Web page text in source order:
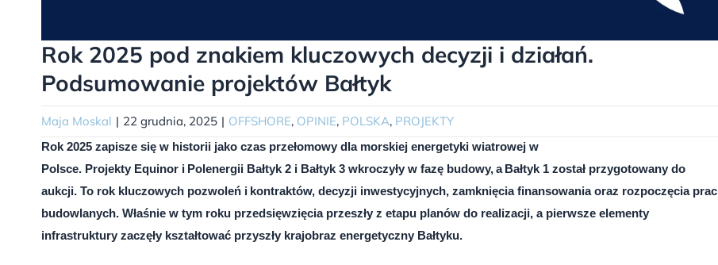
Rok 2025 pod znakiem kluczowych decyzji i działań.
Podsumowanie projektów Bałtyk
Maja Moskal | 22 grudnia, 2025 | OFFSHORE, OPINIE, POLSKA, PROJEKTY
Rok 2025 zapisze się w historii jako czas przełomowy dla morskiej energetyki wiatrowej w
Polsce. Projekty Equinor i Polenergii Bałtyk 2 i Bałtyk 3 wkroczyły w fazę budowy, a Bałtyk 1 został przygotowany do
aukcji. To rok kluczowych pozwoleń i kontraktów, decyzji inwestycyjnych, zamknięcia finansowania oraz rozpoczęcia prac
budowlanych. Właśnie w tym roku przedsięwzięcia przeszły z etapu planów do realizacji, a pierwsze elementy
infrastruktury zaczęły kształtować przyszły krajobraz energetyczny Bałtyku.